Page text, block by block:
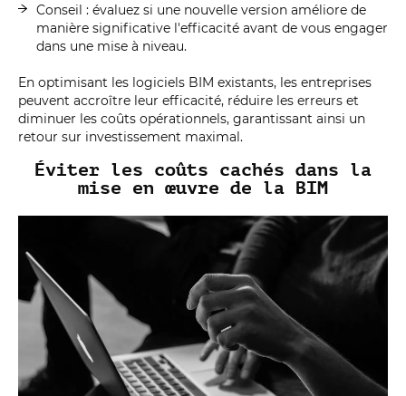
Conseil : évaluez si une nouvelle version améliore de
manière significative l'efficacité avant de vous engager
dans une mise à niveau.
En optimisant les logiciels BIM existants, les entreprises
peuvent accroître leur efficacité, réduire les erreurs et
diminuer les coûts opérationnels, garantissant ainsi un
retour sur investissement maximal.
Éviter les coûts cachés dans la
mise en œuvre de la BIM